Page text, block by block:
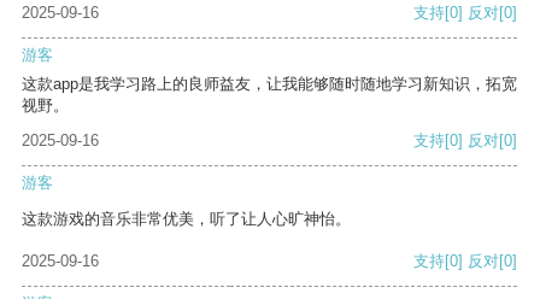
2025-09-16
支持[0] 反对[0]
游客
这款app是我学习路上的良师益友，让我能够随时随地学习新知识，拓宽
视野。
2025-09-16
支持[0] 反对[0]
游客
这款游戏的音乐非常优美，听了让人心旷神怡。
2025-09-16 支持[0] 反对[0]